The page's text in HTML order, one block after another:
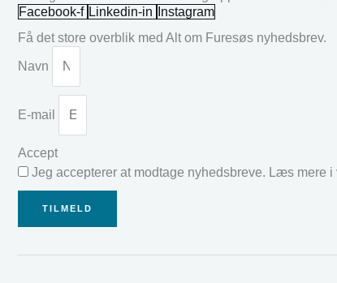
Facebook-f Linkedin-in
Instagram
Få det store overblik med Alt om Furesøs nyhedsbrev.
Navn
E-mail
Accept
Jeg accepterer at modtage nyhedsbreve. Læs mere i
TILMELD